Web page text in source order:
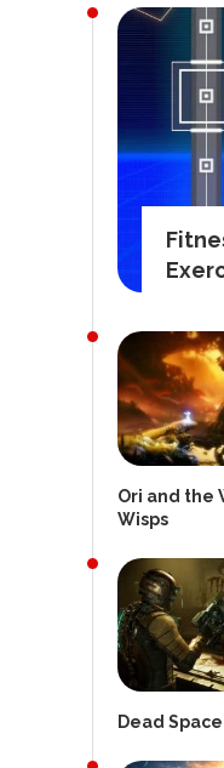
Ori and the
Wisps
Dead Space